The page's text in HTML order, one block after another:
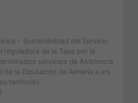
- Sostenibilidad del Servicio
reguladora de la Tasa por la
servicios de Asistencia
de la Diputación de Almería a los
territorio).